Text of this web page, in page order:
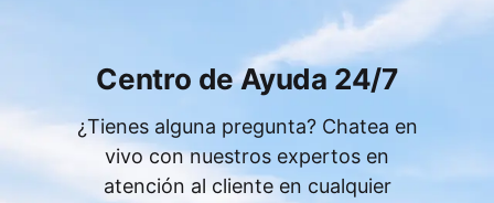
Centro de Ayuda 24/7
¿Tienes alguna pregunta? Chatea en
vivo con nuestros expertos en
atención al cliente en cualquier